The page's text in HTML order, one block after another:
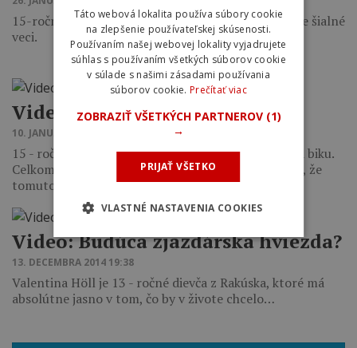
15-ročný Paul Shariff dáva na svojom biku skutočne šialné
veci.
Video: Pojazdenie v Nepále
10. JANUÁRA 2015 19:44
15 - ročný Chris Keeling je Nepálčan, ktorý jazdí na biku.
Celkom neuveriteľné spojenie, no musíme povedať, že
tomuto mladému…
Video: Budúca zjazdárska hviezda?
13. DECEMBRA 2014 19:38
Valentina Höll je 13 - ročné dievča z Rakúska, ktoré má
absolútne jasno v tom, čo by v živote chcelo…
Táto webová lokalita používa súbory cookie
na zlepšenie používateľskej skúsenosti.
Používaním našej webovej lokality vyjadrujete
súhlas s používaním všetkých súborov cookie
v súlade s našimi zásadami používania
súborov cookie. Prečítať viac
ZOBRAZIŤ VŠETKÝCH PARTNEROV (1)
→
PRIJAŤ VŠETKO
VLASTNÉ NASTAVENIA COOKIES